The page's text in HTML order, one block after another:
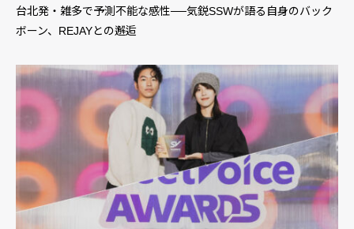
台北発・雑多で予測不能な感性──気鋭SSWが語る自身のバック
ボーン、REJAYとの邂逅